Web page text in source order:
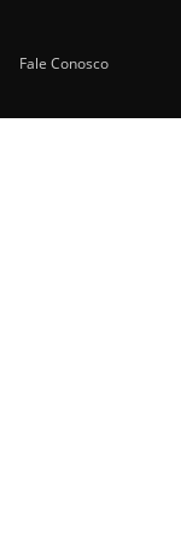
Fale Conosco